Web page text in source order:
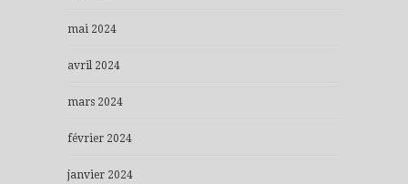
mai 2024
avril 2024
mars 2024
février 2024
janvier 2024